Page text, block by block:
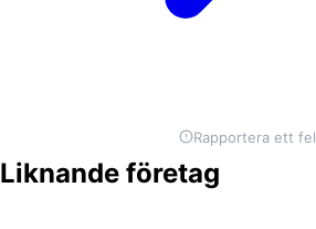
Rapportera ett fel
Liknande företag